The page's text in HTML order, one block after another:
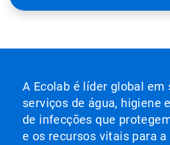
A Ecolab é líder global em
serviços de água, higiene
de infecções que
e os recursos vitais para a